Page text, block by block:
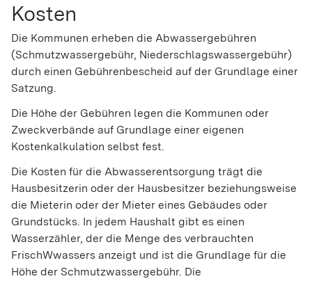
Kosten
Die Kommunen erheben die Abwassergebühren
(Schmutzwassergebühr, Niederschlagswassergebühr)
durch einen Gebührenbescheid auf der Grundlage einer
Satzung.
Die Höhe der Gebühren legen die Kommunen oder
Zweckverbände auf Grundlage einer eigenen
Kostenkalkulation selbst fest.
Die Kosten für die Abwasserentsorgung trägt die
Hausbesitzerin oder der Hausbesitzer beziehungsweise
die Mieterin oder der Mieter eines Gebäudes oder
Grundstücks. In jedem Haushalt gibt es einen
Wasserzähler, der die Menge des verbrauchten
FrischWwassers anzeigt und ist die Grundlage für die
Höhe der Schmutzwassergebühr. Die